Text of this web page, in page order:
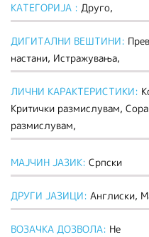
КАТЕГОРИЈА : Друго,
ДИГИТАЛНИ ВЕШТИНИ:
настани, Истражувања,
ЛИЧНИ КАРАКТЕРИСТИКИ:
Критички размислувам,
размислувам,
МАЈЧИН ЈАЗИК: Српски
ДРУГИ ЈАЗИЦИ: Англиски,
ВОЗАЧКА ДОЗВОЛА: Не